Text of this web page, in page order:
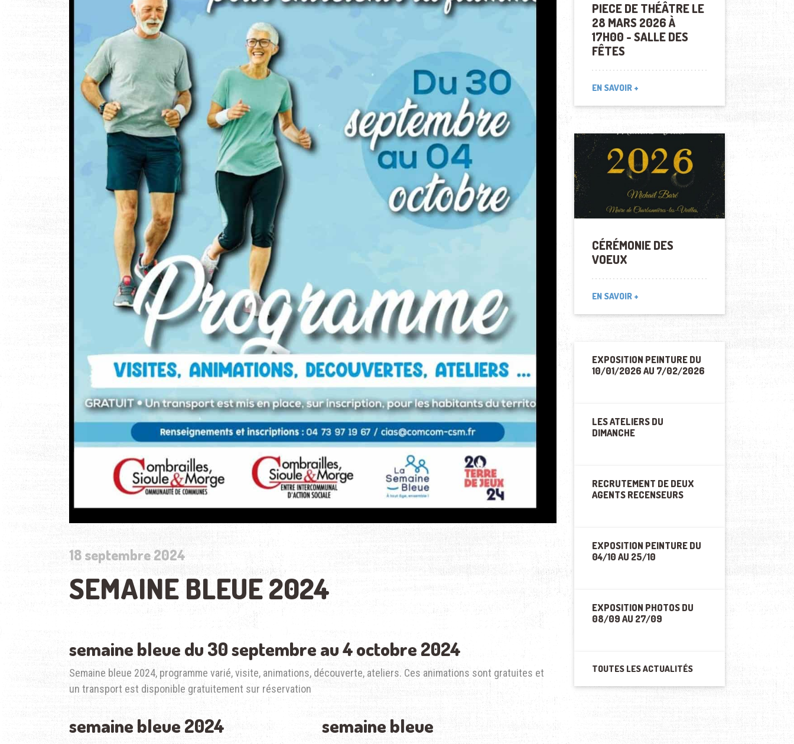
18 septembre 2024
SEMAINE BLEUE 2024
semaine bleue du 30 septembre au 4 octobre 2024
Semaine bleue 2024, programme varié, visite, animations, découverte, ateliers. Ces animations sont gratuites et
un transport est disponible gratuitement sur réservation
semaine bleue 2024 semaine bleue
PIECE DE THÉÂTRE LE
28 MARS 2026 À
17H00 - SALLE DES
FÊTES
EN SAVOIR +
CÉRÉMONIE DES
VOEUX
EN SAVOIR +
EXPOSITION PEINTURE DU
10/01/2026 AU 7/02/2026
LES ATELIERS DU
DIMANCHE
RECRUTEMENT DE DEUX
AGENTS RECENSEURS
EXPOSITION PEINTURE DU
04/10 AU 25/10
EXPOSITION PHOTOS DU
08/09 AU 27/09
TOUTES LES ACTUALITÉS